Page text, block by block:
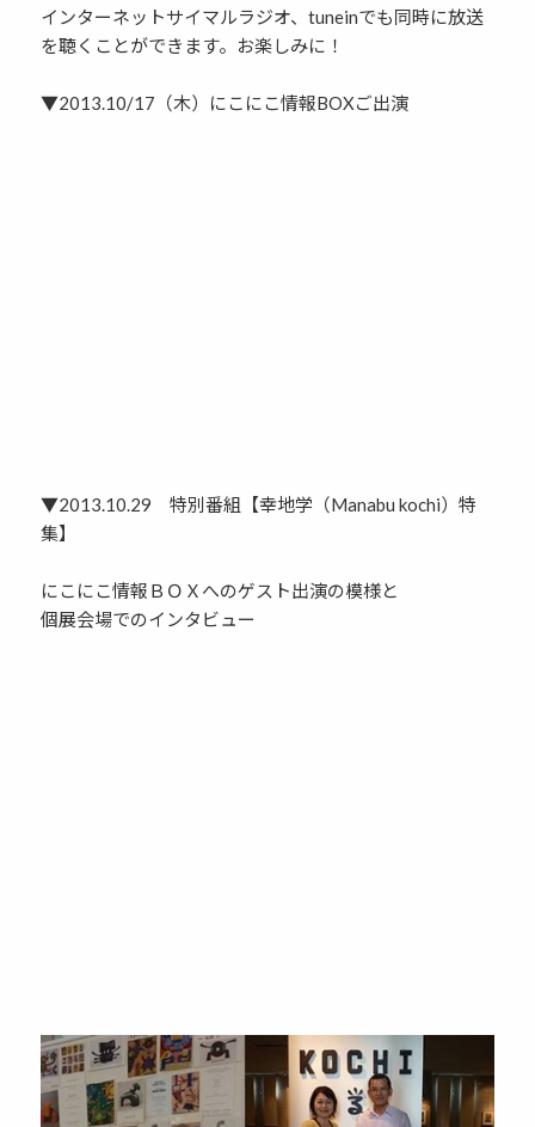
インターネットサイマルラジオ、tuneinでも同時に放送
を聴くことができます。お楽しみに！
▼2013.10/17（木）にこにこ情報BOXご出演
▼2013.10.29 特別番組【幸地学（Manabu kochi）特
集】
にこにこ情報ＢＯＸへのゲスト出演の模様と
個展会場でのインタビュー